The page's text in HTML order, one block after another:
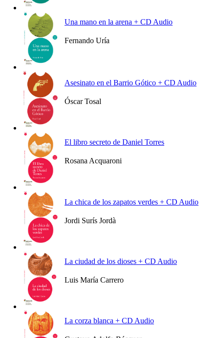
Una mano en la arena + CD Audio
Fernando Uría
Asesinato en el Barrio Gótico + CD Audio
Óscar Tosal
El libro secreto de Daniel Torres
Rosana Acquaroni
La chica de los zapatos verdes + CD Audio
Jordi Surís Jordà
La ciudad de los dioses + CD Audio
Luis María Carrero
La corza blanca + CD Audio